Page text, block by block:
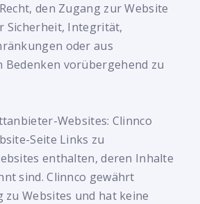
den Zugang zur Website
Sicherheit, Integrität,
oder aus
Bedenken vorübergehend zu
Websites: Clinnco
Seite Links zu
enthalten, deren Inhalte
sind. Clinnco gewährt
zu Websites und hat keine